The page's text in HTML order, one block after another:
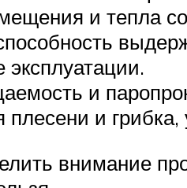
и тепла
эксплуатации.
и
плесени и
внимание